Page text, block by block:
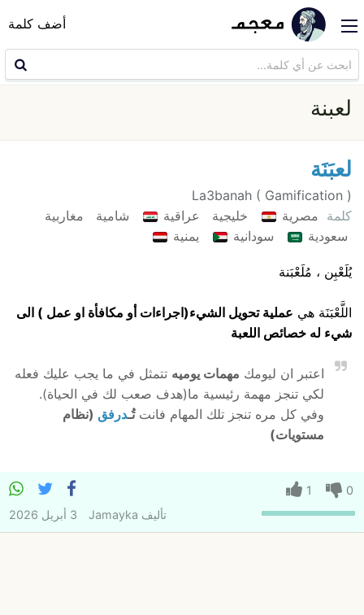
أضف كلمة
لعبنة
لعبَنَة
La3banah ( Gamification )
كلمة مصرية خليجية عراقية شامية
مغاربية
سعودية
سودانية يمنية
يُلَعْبِن ، مُلَعْبَنة
اللَّعْبَنَة هي عملية تحويل الشيء(اجراءات أو مكافأة او عمل ) الى
شيء له خصائص اللعبة
اعتبر ان ليومك مهمات يوميه تتمثل في ما يجب عليك فعله
لكي تنجز مهمة رئيسية ما(هدف صعب لك في الحياة).
وفي كل مره تنجز تلك المهام فانتتُـدرفق (نظام
مستويات)
0
1
تأليف Jamayka 3 أبريل 2026